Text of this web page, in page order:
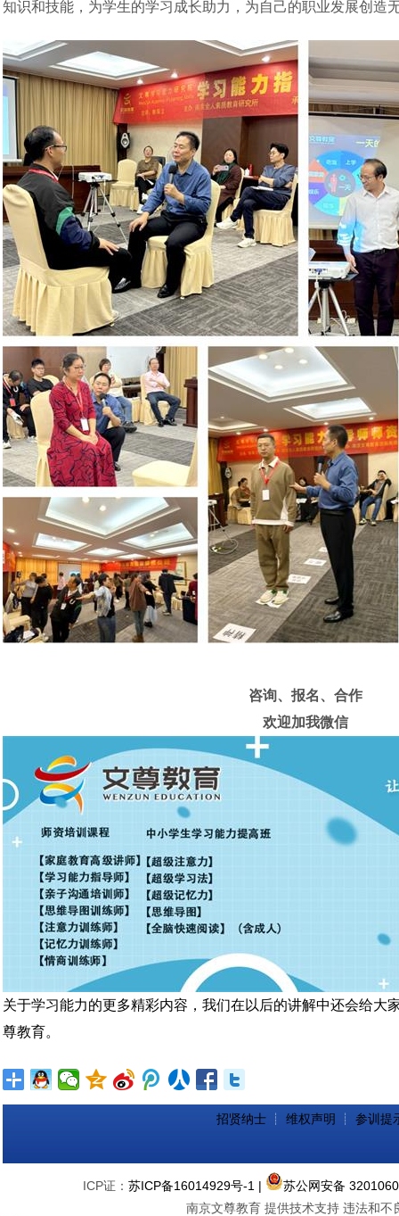
知识和技能，为学生的学习成长助力，为自己的职业发展创造
咨询、 报名、合作
欢迎加我微信
关于学习能力的更多精彩内容，我们在以后的讲解中还会给大
尊教育。
招贤纳士 ┊ 维权声明 ┊ 参训提
ICP证： 苏ICP备16014929号-1 |
苏公网安备
南京文尊教育 提供技术支持 违法和